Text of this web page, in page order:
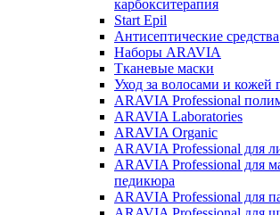
карбокситерапия
Start Epil
Антисептические средства
Наборы ARAVIA
Тканевые маски
Уход за волосами и кожей
ARAVIA Professional
ARAVIA Laboratories
ARAVIA Organic
ARAVIA Professional для
ARAVIA Professional для
педикюра
ARAVIA Professional для